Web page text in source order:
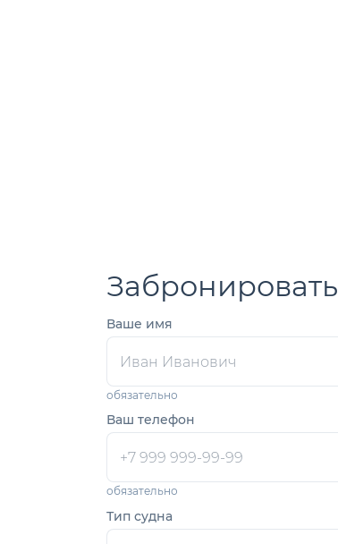
Забронировать
Ваше имя
обязательно
Ваш телефон
обязательно
Тип судна